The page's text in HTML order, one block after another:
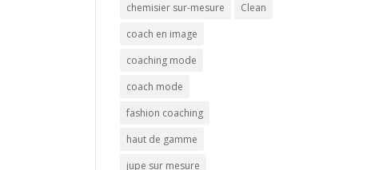
chemisier sur-mesure
Clean
coach en image
coaching mode
coach mode
fashion coaching
haut de gamme
jupe sur mesure